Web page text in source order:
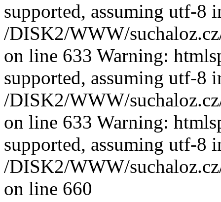
supported, assuming utf-8
/DISK2/WWW/
on line 633 Warning:
supported, assuming utf-8
/DISK2/WWW/
on line 633 Warning:
supported, assuming utf-8
/DISK2/WWW/
on line 660